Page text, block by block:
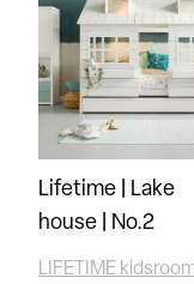
Lifetime | Lake
house | No.2
LIFETIME